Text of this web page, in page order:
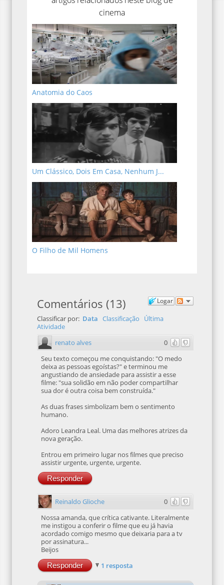
cinema
Anatomia do Caos
Um Clássico, Dois Em Casa, Nenhum J...
O Filho de Mil Homens
Logar
Comentários (13)
Classificar por: Data Classificação
Última
Atividade
0
renato alves
Seu texto começou me conquistando: "O medo
deixa as pessoas egoístas?" e terminou me
angustiando de ansiedade para assistir a esse
filme: "sua solidão em não poder compartilhar
sua dor é outra coisa bem construída."
As duas frases simbolizam bem o sentimento
humano.
Adoro Leandra Leal. Uma das melhores atrizes da
nova geração.
Entrou em primeiro lugar nos filmes que preciso
assistir urgente, urgente, urgente.
Responder
0
Reinaldo Glioche
Nossa amanda, que crítica cativante. Literalmente
me instigou a conferir o filme que eu já havia
acordado comigo mesmo que deixaria para a tv
por assinatura...
Beijos
Responder 1 resposta